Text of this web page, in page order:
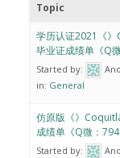
Topic
学历认证2021《
毕业证成绩单《Q
Started by:
in: General
仿原版《》
成绩单《Q微：
Started by: